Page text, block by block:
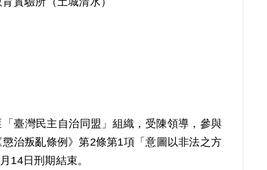
臺灣民主自治同盟」組織，受陳領導，參與
治叛亂條例》第2條第1項「意圖以非法之方
14日刑期結束。